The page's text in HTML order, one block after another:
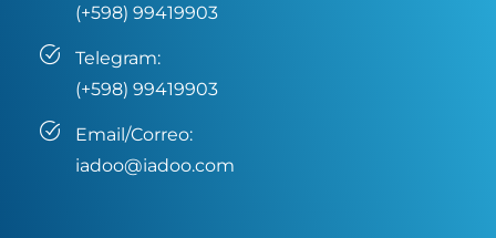
(+598) 99419903
Telegram:
(+598) 99419903
Email/Correo:
iadoo@iadoo.com